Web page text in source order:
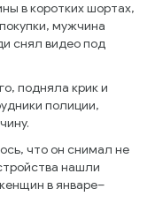
в коротких шортах,
мужчина
снял видео под
подняла крик и
полиции,
что он снимал не
нашли
в январе–